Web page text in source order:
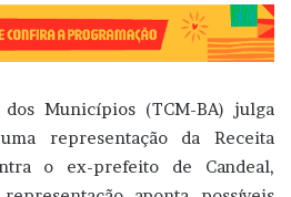
Municípios (TCM-BA) julga
representação da Receita
o ex-prefeito de Candeal,